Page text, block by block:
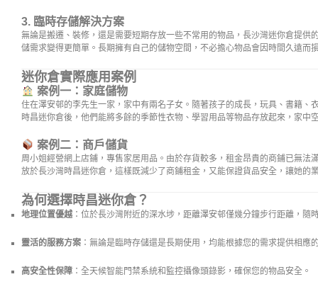
3. 臨時存儲解決方案
無論是搬遷、裝修，還是需要短期存放一些不常用的物品，長沙灣迷你倉提供
儲需求變得更簡單。長期擁有自己的儲物空間，不必擔心物品會因時間久遠而
迷你倉實際應用案例
案例一：家庭儲物
住在澤安邨的李先生一家，家中有兩名子女。隨著孩子的成長，玩具、書籍、
時昌迷你倉後，他們能將多餘的季節性衣物、學習用品等物品存放起來，家中
案例二：商戶儲貨
周小姐經營網上店鋪，專售家居用品。由於存貨較多，租金昂貴的商鋪已無法
放於長沙灣時昌迷你倉，這樣既減少了商鋪租金，又能保證貨品安全，讓她的
為何選擇時昌迷你倉？
地理位置優越 ：位於長沙灣附近的深水埗，距離澤安邨僅幾分鐘步行距離，隨
靈活的服務方案 ：無論是臨時存儲還是長期使用，均能根據您的需求提供相應
高安全性保障 ：全天候智能門禁系統和監控攝像頭錄影，確保您的物品安全。